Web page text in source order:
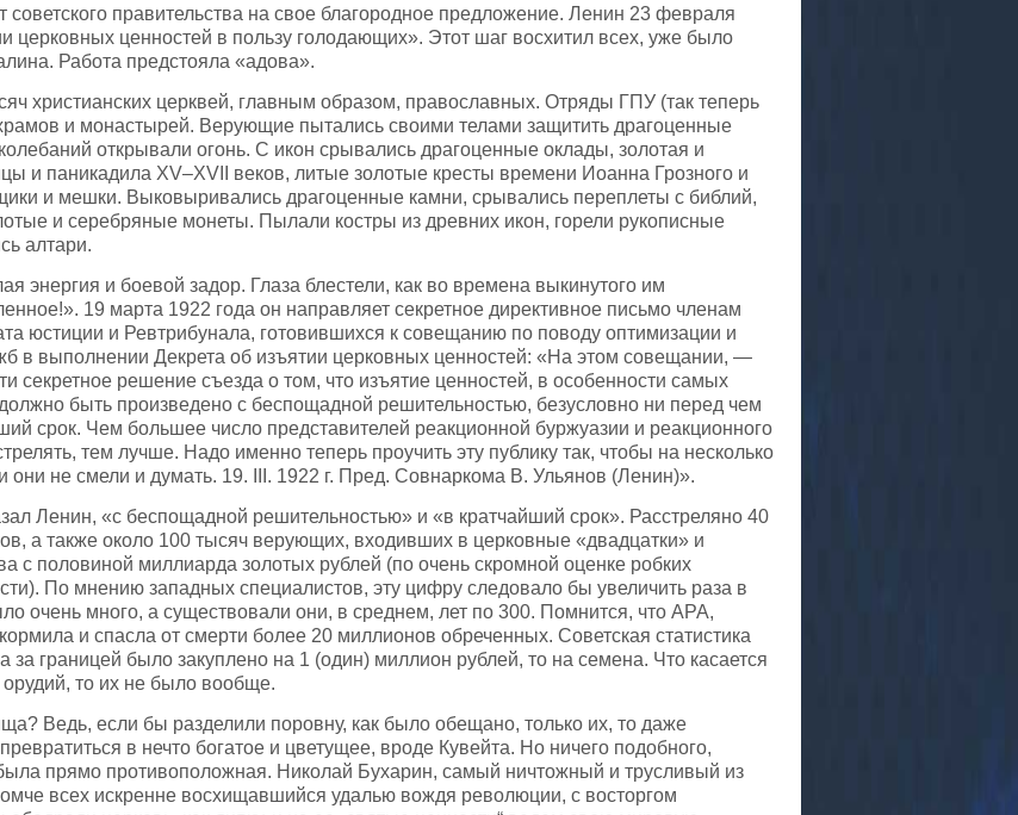
советского правительства на свое благородное предложение. Ленин 23 февраля
церковных ценностей в пользу голодающих». Этот шаг восхитил всех, уже было
Работа предстояла «адова».
христианских церквей, главным образом, православных. Отряды ГПУ (так теперь
и монастырей. Верующие пытались своими телами защитить драгоценные
открывали огонь. С икон срывались драгоценные оклады, золотая и
и паникадила XV–XVII веков, литые золотые кресты времени Иоанна Грозного и
и мешки. Выковыривались драгоценные камни, срывались переплеты с библий,
и серебряные монеты. Пылали костры из древних икон, горели рукописные
алтари.
энергия и боевой задор. Глаза блестели, как во времена выкинутого им
19 марта 1922 года он направляет секретное директивное письмо членам
юстиции и Ревтрибунала, готовившихся к совещанию по поводу оптимизации и
в выполнении Декрета об изъятии церковных ценностей: «На этом совещании, —
секретное решение съезда о том, что изъятие ценностей, в особенности самых
быть произведено с беспощадной решительностью, безусловно ни перед чем
срок. Чем большее число представителей реакционной буржуазии и реакционного
тем лучше. Надо именно теперь проучить эту публику так, чтобы на несколько
они не смели и думать. 19. III. 1922 г. Пред. Совнаркома В. Ульянов (Ленин)».
Ленин, «с беспощадной решительностью» и «в кратчайший срок». Расстреляно 40
а также около 100 тысяч верующих, входивших в церковные «двадцатки» и
с половиной миллиарда золотых рублей (по очень скромной оценке робких
По мнению западных специалистов, эту цифру следовало бы увеличить раза в
очень много, а существовали они, в среднем, лет по 300. Помнится, что АРА,
и спасла от смерти более 20 миллионов обреченных. Советская статистика
за границей было закуплено на 1 (один) миллион рублей, то на семена. Что касается
орудий, то их не было вообще.
Ведь, если бы разделили поровну, как было обещано, только их, то даже
в нечто богатое и цветущее, вроде Кувейта. Но ничего подобного,
прямо противоположная. Николай Бухарин, самый ничтожный и трусливый из
всех искренне восхищавшийся удалью вождя революции, с восторгом